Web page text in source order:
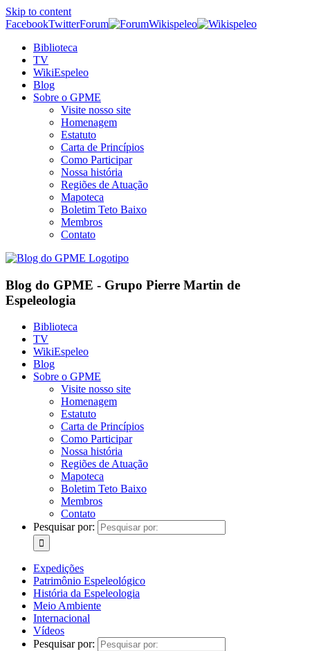
Skip to content
FacebookTwitterForum
Wikispeleo
Biblioteca
TV
WikiEspeleo
Blog
Sobre o GPME
Visite nosso site
Homenagem
Estatuto
Carta de Princípios
Como Participar
Nossa história
Regiões de Atuação
Mapoteca
Boletim Teto Baixo
Membros
Contato
Blog do GPME - Grupo Pierre Martin de
Espeleologia
Biblioteca
TV
WikiEspeleo
Blog
Sobre o GPME
Visite nosso site
Homenagem
Estatuto
Carta de Princípios
Como Participar
Nossa história
Regiões de Atuação
Mapoteca
Boletim Teto Baixo
Membros
Contato
Pesquisar por:
Expedições
Patrimônio Espeleológico
História da Espeleologia
Meio Ambiente
Internacional
Vídeos
Pesquisar por: